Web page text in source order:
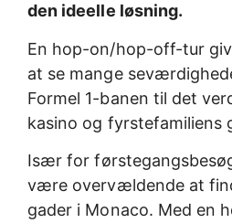
den ideelle løsning.
En hop-on/hop-off-tur
at se mange
Formel 1-banen til det
kasino og fyrstefamiliens
Især for
være overvældende at
gader i Monaco. Med en